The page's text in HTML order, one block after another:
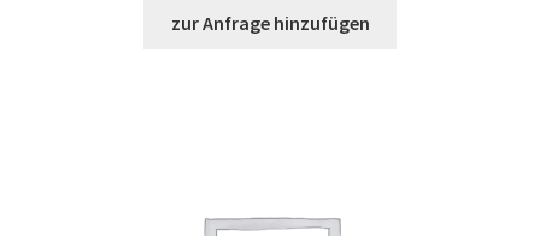
zur Anfrage hinzufügen